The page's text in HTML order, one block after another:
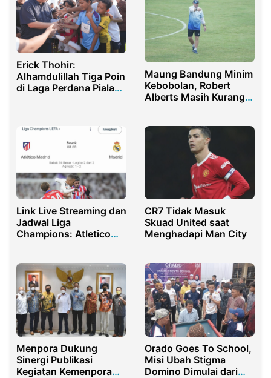
Erick Thohir:
Alhamdulillah Tiga Poin
di Laga Perdana Piala
Maung Bandung Minim
Kebobolan, Robert
Alberts Masih Kurang
Link Live Streaming dan
Jadwal Liga
Champions: Atletico
CR7 Tidak Masuk
Skuad United saat
Menghadapi Man City
Menpora Dukung
Sinergi Publikasi
Kegiatan Kemenpora
Orado Goes To School,
Misi Ubah Stigma
Domino Dimulai dari